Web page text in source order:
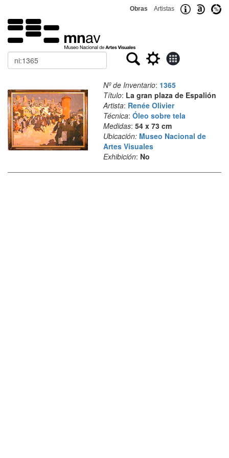
Obras Artistas
Buscar
Nº de Inventario: 1365
Título: La gran plaza de Espalión
Artista: Renée Olivier
Técnica: Óleo sobre tela
Medidas: 54 x 73 cm
Ubicación: Museo Nacional de
Artes Visuales
Exhibición: No